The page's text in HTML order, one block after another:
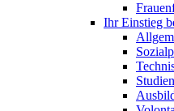
Ihr Einstieg